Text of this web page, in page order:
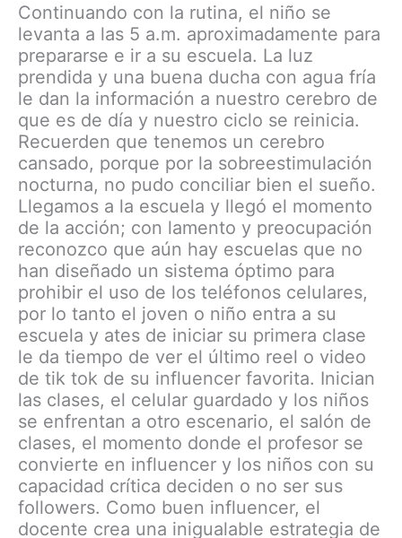
Continuando con la rutina, el niño se
levanta a las 5 a.m. aproximadamente para
prepararse e ir a su escuela. La luz
prendida y una buena ducha con agua fría
le dan la información a nuestro cerebro de
que es de día y nuestro ciclo se reinicia.
Recuerden que tenemos un cerebro
cansado, porque por la sobreestimulación
nocturna, no pudo conciliar bien el sueño.
Llegamos a la escuela y llegó el momento
de la acción; con lamento y preocupación
reconozco que aún hay escuelas que no
han diseñado un sistema óptimo para
prohibir el uso de los teléfonos celulares,
por lo tanto el joven o niño entra a su
escuela y ates de iniciar su primera clase
le da tiempo de ver el último reel o video
de tik tok de su influencer favorita. Inician
las clases, el celular guardado y los niños
se enfrentan a otro escenario, el salón de
clases, el momento donde el profesor se
convierte en influencer y los niños con su
capacidad crítica deciden o no ser sus
followers. Como buen influencer, el
docente crea una inigualable estrategia de